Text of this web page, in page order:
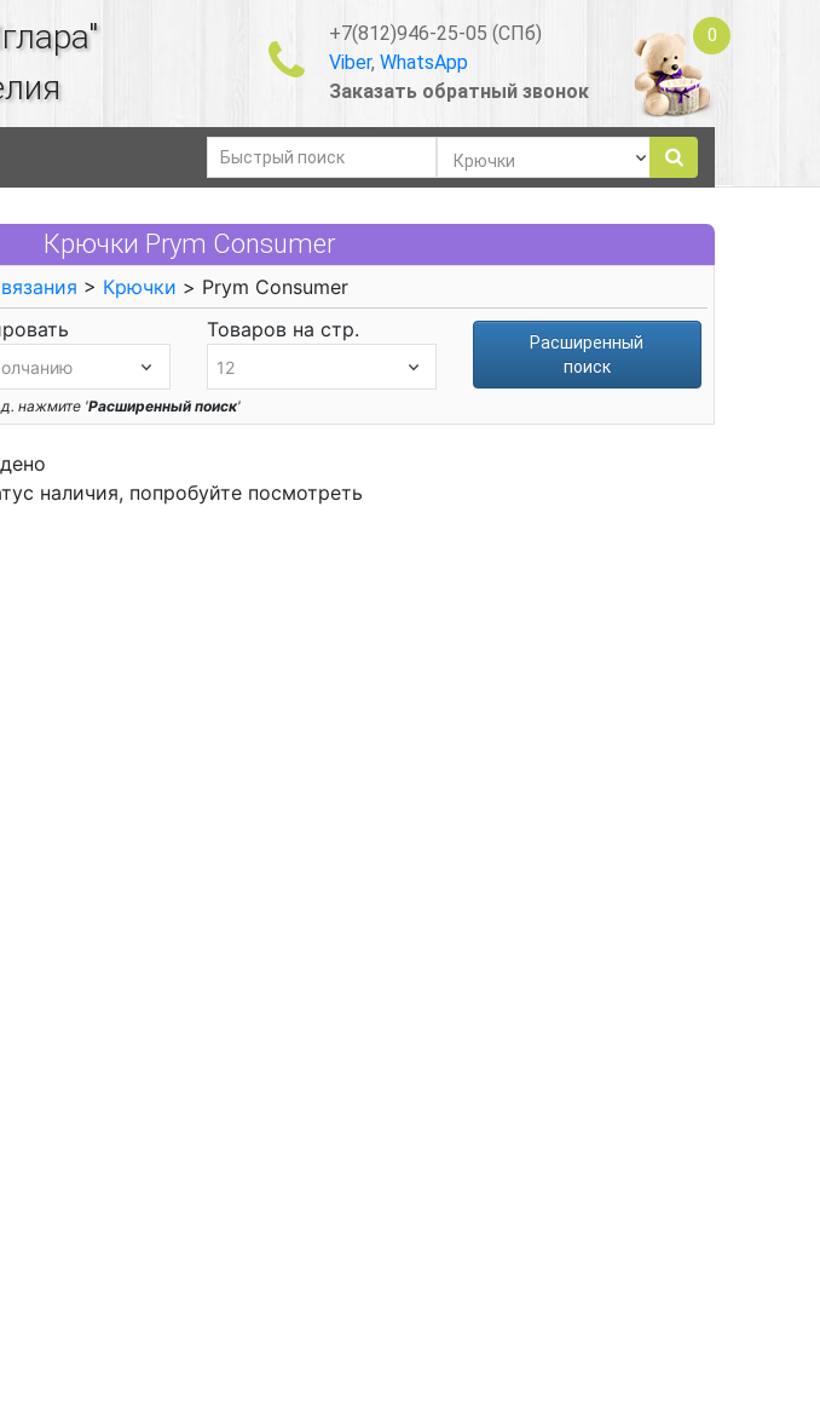
+7(812)946-25-05 (СПб)
Viber, WhatsApp
Заказать обратный звонок
0
Крючки Prym Consumer
> Крючки > Prym Consumer
Товаров на стр.
Расширенный
поиск
нажмите 'Расширенный поиск'
наличия, попробуйте посмотреть